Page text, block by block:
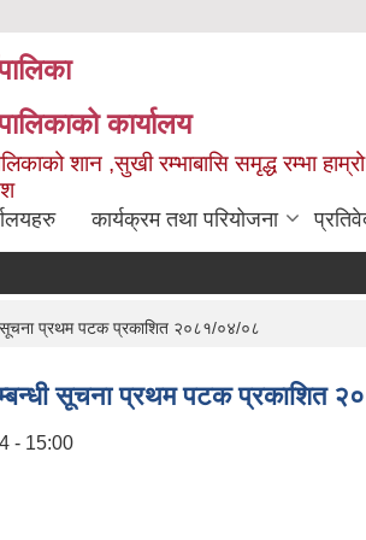
कार्यालय
शान ,सुखी रम्भाबासि समृद्ध रम्भा
कार्यक्रम तथा परियोजना
सूचना प्रथम पटक प्रकाशित २०८१/०४/०८
सम्बन्धी सूचना प्रथम पटक प्रकाशित
- 15:00